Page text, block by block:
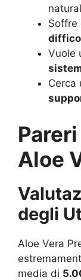
Soffre
Vuole
Cerca
Aloe
degli
Aloe Vera
media di